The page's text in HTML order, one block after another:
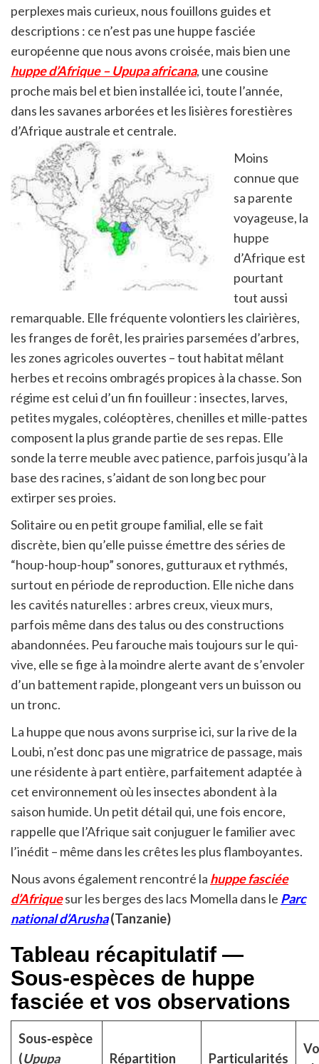
perplexes mais curieux, nous fouillons guides et
descriptions : ce n’est pas une huppe fasciée
européenne que nous avons croisée, mais bien une
huppe d’Afrique – Upupa africana, une cousine
proche mais bel et bien installée ici, toute l’année,
dans les savanes arborées et les lisières forestières
d’Afrique australe et centrale.
Moins
connue que
sa parente
voyageuse, la
huppe
d’Afrique est
pourtant
tout aussi
remarquable. Elle fréquente volontiers les clairières,
les franges de forêt, les prairies parsemées d’arbres,
les zones agricoles ouvertes – tout habitat mêlant
herbes et recoins ombragés propices à la chasse. Son
régime est celui d’un fin fouilleur : insectes, larves,
petites mygales, coléoptères, chenilles et mille-pattes
composent la plus grande partie de ses repas. Elle
sonde la terre meuble avec patience, parfois jusqu’à la
base des racines, s’aidant de son long bec pour
extirper ses proies.
Solitaire ou en petit groupe familial, elle se fait
discrète, bien qu’elle puisse émettre des séries de
“houp-houp-houp” sonores, gutturaux et rythmés,
surtout en période de reproduction. Elle niche dans
les cavités naturelles : arbres creux, vieux murs,
parfois même dans des talus ou des constructions
abandonnées. Peu farouche mais toujours sur le qui-
vive, elle se fige à la moindre alerte avant de s’envoler
d’un battement rapide, plongeant vers un buisson ou
un tronc.
La huppe que nous avons surprise ici, sur la rive de la
Loubi, n’est donc pas une migratrice de passage, mais
une résidente à part entière, parfaitement adaptée à
cet environnement où les insectes abondent à la
saison humide. Un petit détail qui, une fois encore,
rappelle que l’Afrique sait conjuguer le familier avec
l’inédit – même dans les crêtes les plus flamboyantes.
Nous avons également rencontré la huppe fasciée
d’Afriquesur les berges des lacs Momella dans le Parc
national d’Arusha(Tanzanie)
Tableau récapitulatif —
Sous‑espèces de huppe
fasciée et vos observations
Sous‑espèce
(Upupa Répartition Particularités